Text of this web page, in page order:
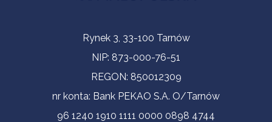
Informacje kontaktoweRynek 3, 33-100 Tarnów
NIP: 873-000-76-51
REGON: 850012309
nr konta: Bank PEKAO S.A. O/Tarnów
96 1240 1910 1111 0000 0898 4744